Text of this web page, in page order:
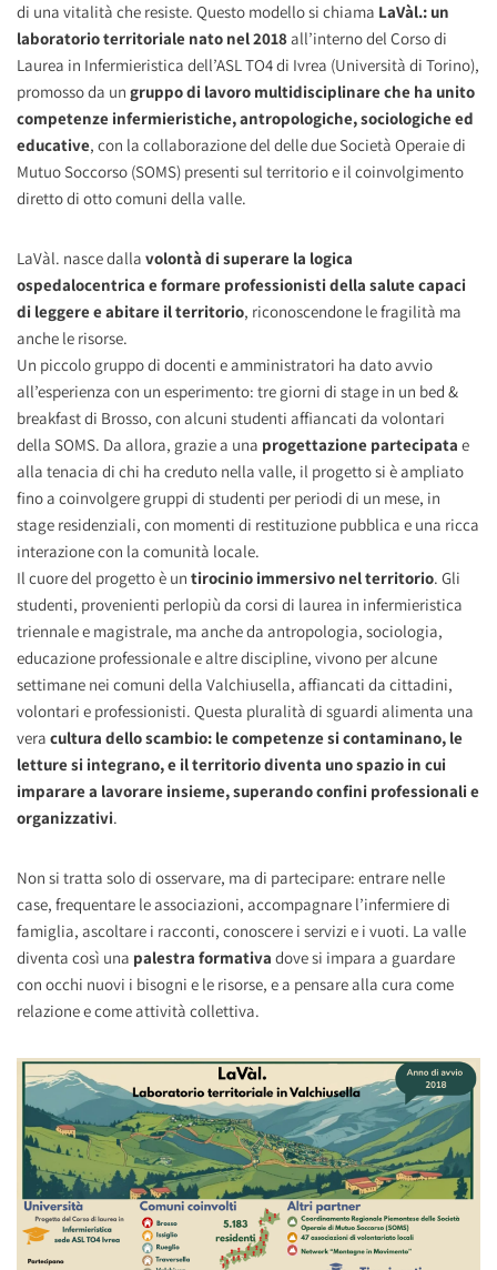
di una vitalità che resiste. Questo modello si chiama LaVàl.: un
laboratorio territoriale nato nel 2018all’interno del Corso di
Laurea in Infermieristica dell’ASL TO4 di Ivrea (Università di Torino),
promosso da un gruppo di lavoro multidisciplinare che ha unito
competenze infermieristiche, antropologiche, sociologiche ed
educative, con la collaborazione del delle due Società Operaie di
Mutuo Soccorso (SOMS) presenti sul territorio e il coinvolgimento
diretto di otto comuni della valle.
LaVàl. nasce dalla volontà di superare la logica
ospedalocentrica e formare professionisti della salute capaci
di leggere e abitare il territorio, riconoscendone le fragilità ma
anche le risorse.
Un piccolo gruppo di docenti e amministratori ha dato avvio
all’esperienza con un esperimento: tre giorni di stage in un bed &
breakfast di Brosso, con alcuni studenti affiancati da volontari
della SOMS. Da allora, grazie a una progettazione partecipata e
alla tenacia di chi ha creduto nella valle, il progetto si è ampliato
fino a coinvolgere gruppi di studenti per periodi di un mese, in
stage residenziali, con momenti di restituzione pubblica e una ricca
interazione con la comunità locale.
Il cuore del progetto è un tirocinio immersivo nel territorio. Gli
studenti, provenienti perlopiù da corsi di laurea in infermieristica
triennale e magistrale, ma anche da antropologia, sociologia,
educazione professionale e altre discipline, vivono per alcune
settimane nei comuni della Valchiusella, affiancati da cittadini,
volontari e professionisti. Questa pluralità di sguardi alimenta una
vera cultura dello scambio: le competenze si contaminano, le
letture si integrano, e il territorio diventa uno spazio in cui
imparare a lavorare insieme, superando confini professionali e
organizzativi.
Non si tratta solo di osservare, ma di partecipare: entrare nelle
case, frequentare le associazioni, accompagnare l’infermiere di
famiglia, ascoltare i racconti, conoscere i servizi e i vuoti. La valle
diventa così una palestra formativa dove si impara a guardare
con occhi nuovi i bisogni e le risorse, e a pensare alla cura come
relazione e come attività collettiva.